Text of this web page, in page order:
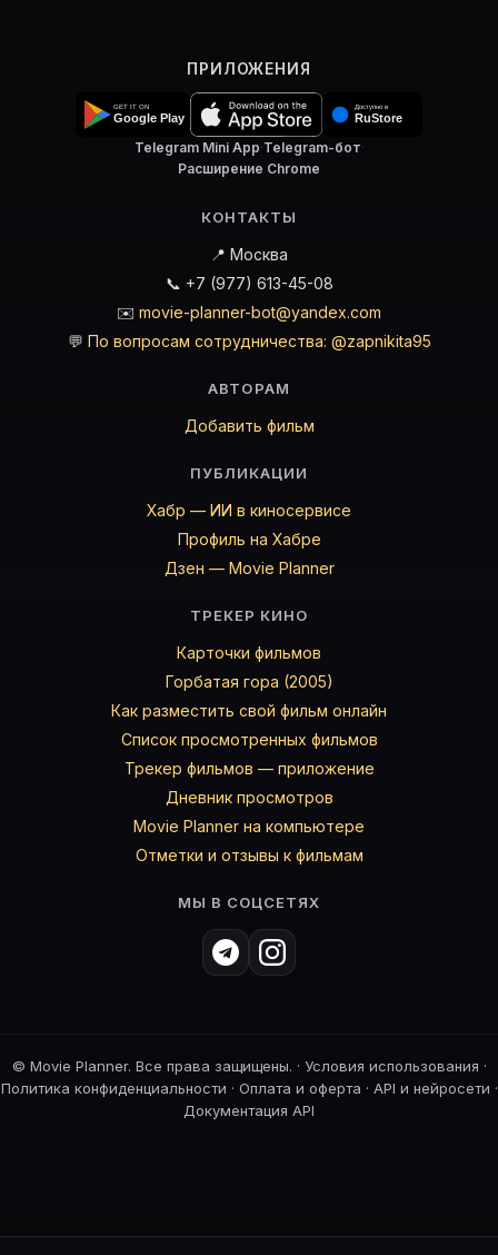
ПРИЛОЖЕНИЯ
Telegram Mini App·Telegram-бот·
Расширение Chrome
КОНТАКТЫ
📍 Москва
📞 +7 (977) 613-45-08
✉️ movie-planner-bot@yandex.com
💬 По вопросам сотрудничества: @zapnikita95
АВТОРАМ
Добавить фильм
ПУБЛИКАЦИИ
Хабр — ИИ в киносервисе
Профиль на Хабре
Дзен — Movie Planner
ТРЕКЕР КИНО
Карточки фильмов
Горбатая гора (2005)
Как разместить свой фильм онлайн
Список просмотренных фильмов
Трекер фильмов — приложение
Дневник просмотров
Movie Planner на компьютере
Отметки и отзывы к фильмам
МЫ В СОЦСЕТЯХ
© Movie Planner. Все права защищены. · Условия использования ·
Политика конфиденциальности · Оплата и оферта · API и нейросети ·
Документация API